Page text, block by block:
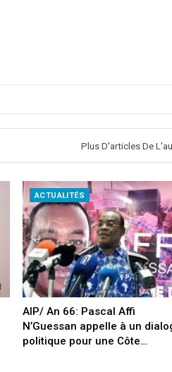
Plus D'articles De
ACTUALITÉS
AIP/ An 66: Pascal Affi
N’Guessan appelle à un
politique pour une Côte…